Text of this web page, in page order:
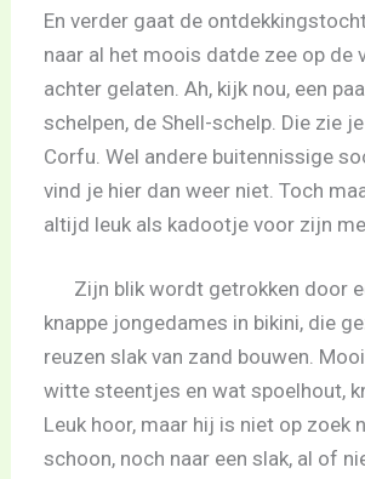
En verder gaat de
naar al het moois datde zee op de
achter gelaten. Ah, kijk nou, een
schelpen, de Shell-schelp. Die zie
Corfu. Wel andere buitennissige
vind je hier dan weer niet. Toch
altijd leuk als kadootje voor zijn
Zijn blik wordt getrokken door
knappe jongedames in bikini, die
reuzen slak van zand bouwen.
witte steentjes en wat spoelhout,
Leuk hoor, maar hij is niet op zoek
schoon, noch naar een slak, al of